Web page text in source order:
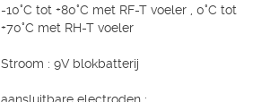
-10°C tot +80°C met RF-T voeler , 0°C tot
+70°C met RH-T voeler
Stroom : 9V blokbatterij